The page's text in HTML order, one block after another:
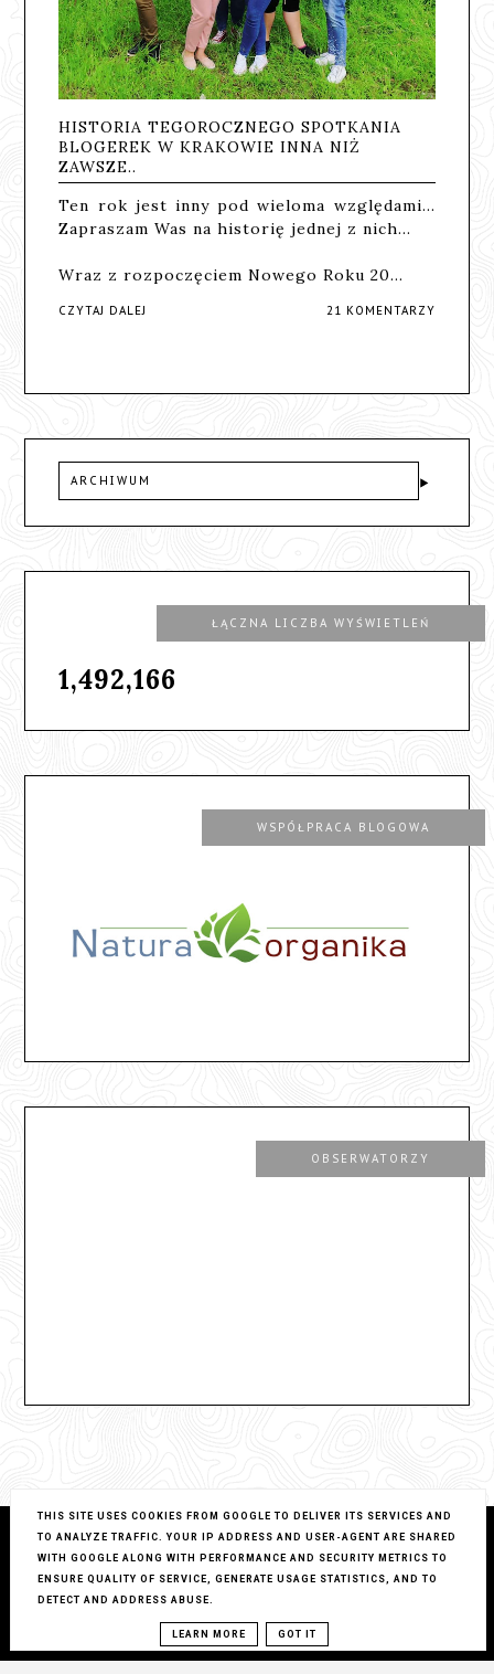
HISTORIA TEGOROCZNEGO SPOTKANIA
BLOGEREK W KRAKOWIE INNA NIŻ
ZAWSZE..
Ten rok jest inny pod wieloma względami...
Zapraszam Was na historię jednej z nich...
Wraz z rozpoczęciem Nowego Roku 20…
CZYTAJ DALEJ 21 KOMENTARZY
ARCHIWUM
ŁĄCZNA LICZBA WYŚWIETLEŃ
1,492,166
WSPÓŁPRACA BLOGOWA
OBSERWATORZY
THIS SITE USES COOKIES FROM GOOGLE TO DELIVER ITS SERVICES AND
TO ANALYZE TRAFFIC. YOUR IP ADDRESS AND USER-AGENT ARE SHARED
WITH GOOGLE ALONG WITH PERFORMANCE AND SECURITY METRICS TO
ENSURE QUALITY OF SERVICE, GENERATE USAGE STATISTICS, AND TO
DETECT AND ADDRESS ABUSE.
LEARN MORE GOT IT